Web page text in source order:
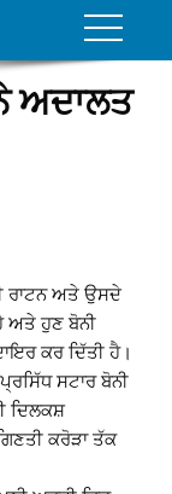
ਅਦਾਲਤ
ਰਾਟਨ ਅਤੇ ਉਸਦੇ
ਅਤੇ ਹੁਣ ਬੋਨੀ
ਕਰ ਦਿੱਤੀ ਹੈ।
ਸਟਾਰ ਬੋਨੀ
ਦਿਲਕਸ਼
ਕਰੋੜਾ ਤੱਕ